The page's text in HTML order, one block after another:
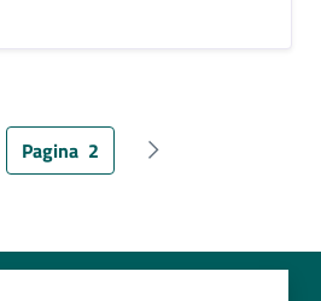
Pagina 2 Pagina successiva